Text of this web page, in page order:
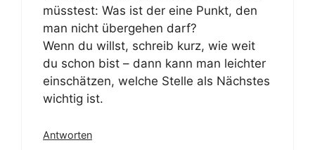
müsstest: Was ist der eine Punkt, den
man nicht übergehen darf?
Wenn du willst, schreib kurz, wie weit
du schon bist – dann kann man leichter
einschätzen, welche Stelle als Nächstes
wichtig ist.
Antworten